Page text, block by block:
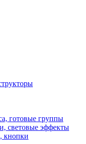
готовые группы
световые эффекты
кнопки